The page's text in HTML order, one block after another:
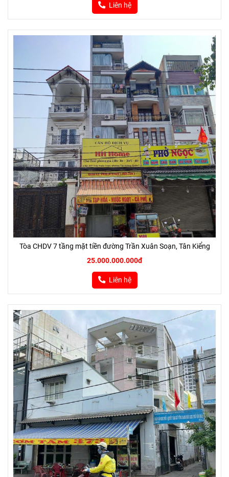
Liên hệ
Tòa CHDV 7 tầng mặt tiền đường Trần Xuân Soạn, Tân Kiểng
25.000.000.000đ
Liên hệ